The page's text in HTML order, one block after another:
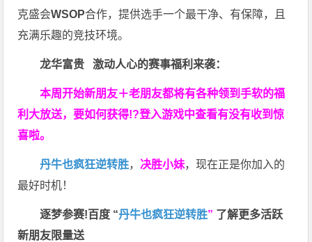
克盛会WSOP合作，提供选手一个最干净、有保障，且
充满乐趣的竞技环境。
龙华富贵 激动人心的赛事福利来袭：
本周开始新朋友＋老朋友都将有各种领到手软的福
利大放送，要如何获得!?登入游戏中查看有没有收到惊
喜啦。
丹牛也疯狂逆转胜， 决胜小妹，现在正是你加入的
最好时机！
逐梦参赛!百度 “丹牛也疯狂逆转胜” 了解更多活跃
新朋友限量送